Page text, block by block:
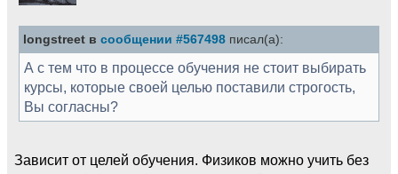
longstreet в сообщении #567498 писал(а):
А с тем что в процессе обучения не стоит выбирать
курсы, которые своей целью поставили строгость,
Вы согласны?
Зависит от целей обучения. Физиков можно учить без